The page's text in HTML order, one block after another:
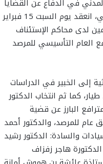
في الدفاع عن القضايا
الوطنية وتعميق التحليل الاستراتيجي، انعقد يوم السبت 15 فبراير
لدى محاكم الإستئناف
العام التأسيسي للمرصد
إلى الخبير في الدراسات
كما ثم انتخاب الدكتور
البارز عن قضية
عام للمرصد، والدكتور أحمد
والسادة: الدكتور رشيد
هاجر زفزاف